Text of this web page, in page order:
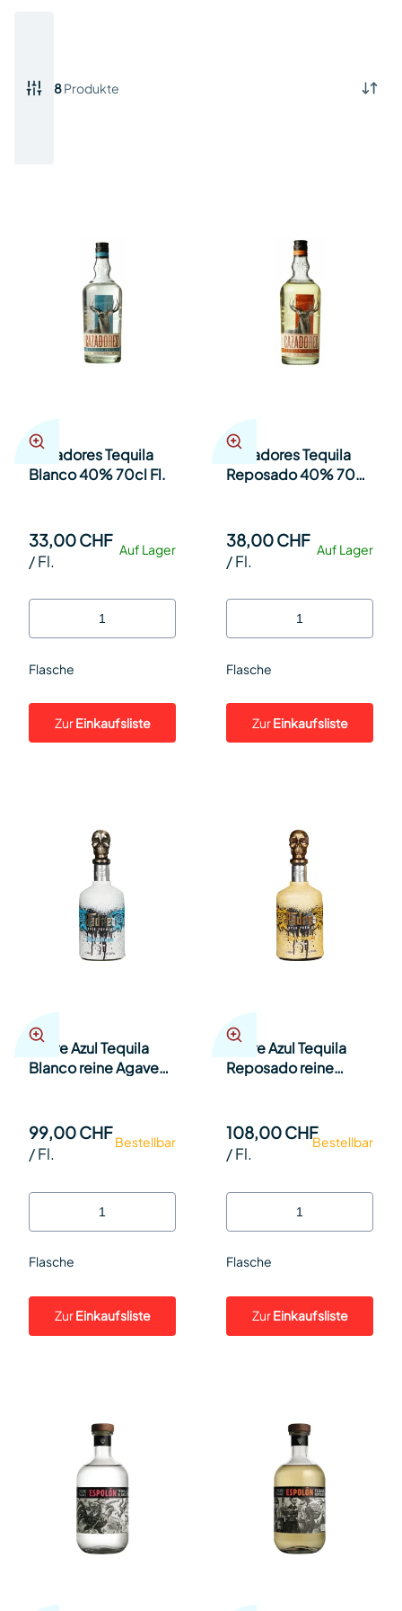
8Produkte
Cazadores Tequila
Blanco 40% 70cl Fl.
Auf Lager
33,00 CHF
/Fl.
Flasche
ZurEinkaufsliste
Cazadores Tequila
Reposado 40% 70cl
Auf Lager
38,00 CHF
/Fl.
Flasche
ZurEinkaufsliste
Padre Azul Tequila
Blanco reine Agave
Bestellbar
99,00 CHF
/Fl.
Flasche
ZurEinkaufsliste
Padre Azul Tequila
Reposado reine
Bestellbar
108,00 CHF
/Fl.
Flasche
ZurEinkaufsliste